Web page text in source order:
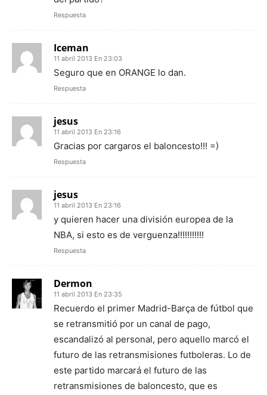
Respuesta
Iceman
11 abril 2013 En 23:03
Seguro que en ORANGE lo dan.
Respuesta
jesus
11 abril 2013 En 23:16
Gracias por cargaros el baloncesto!!! =)
Respuesta
jesus
11 abril 2013 En 23:16
y quieren hacer una división europea de la
NBA, si esto es de verguenza!!!!!!!!!!!
Respuesta
Dermon
11 abril 2013 En 23:35
Recuerdo el primer Madrid-Barça de fútbol que
se retransmitió por un canal de pago,
escandalizó al personal, pero aquello marcó el
futuro de las retransmisiones futboleras. Lo de
este partido marcará el futuro de las
retransmisiones de baloncesto, que es